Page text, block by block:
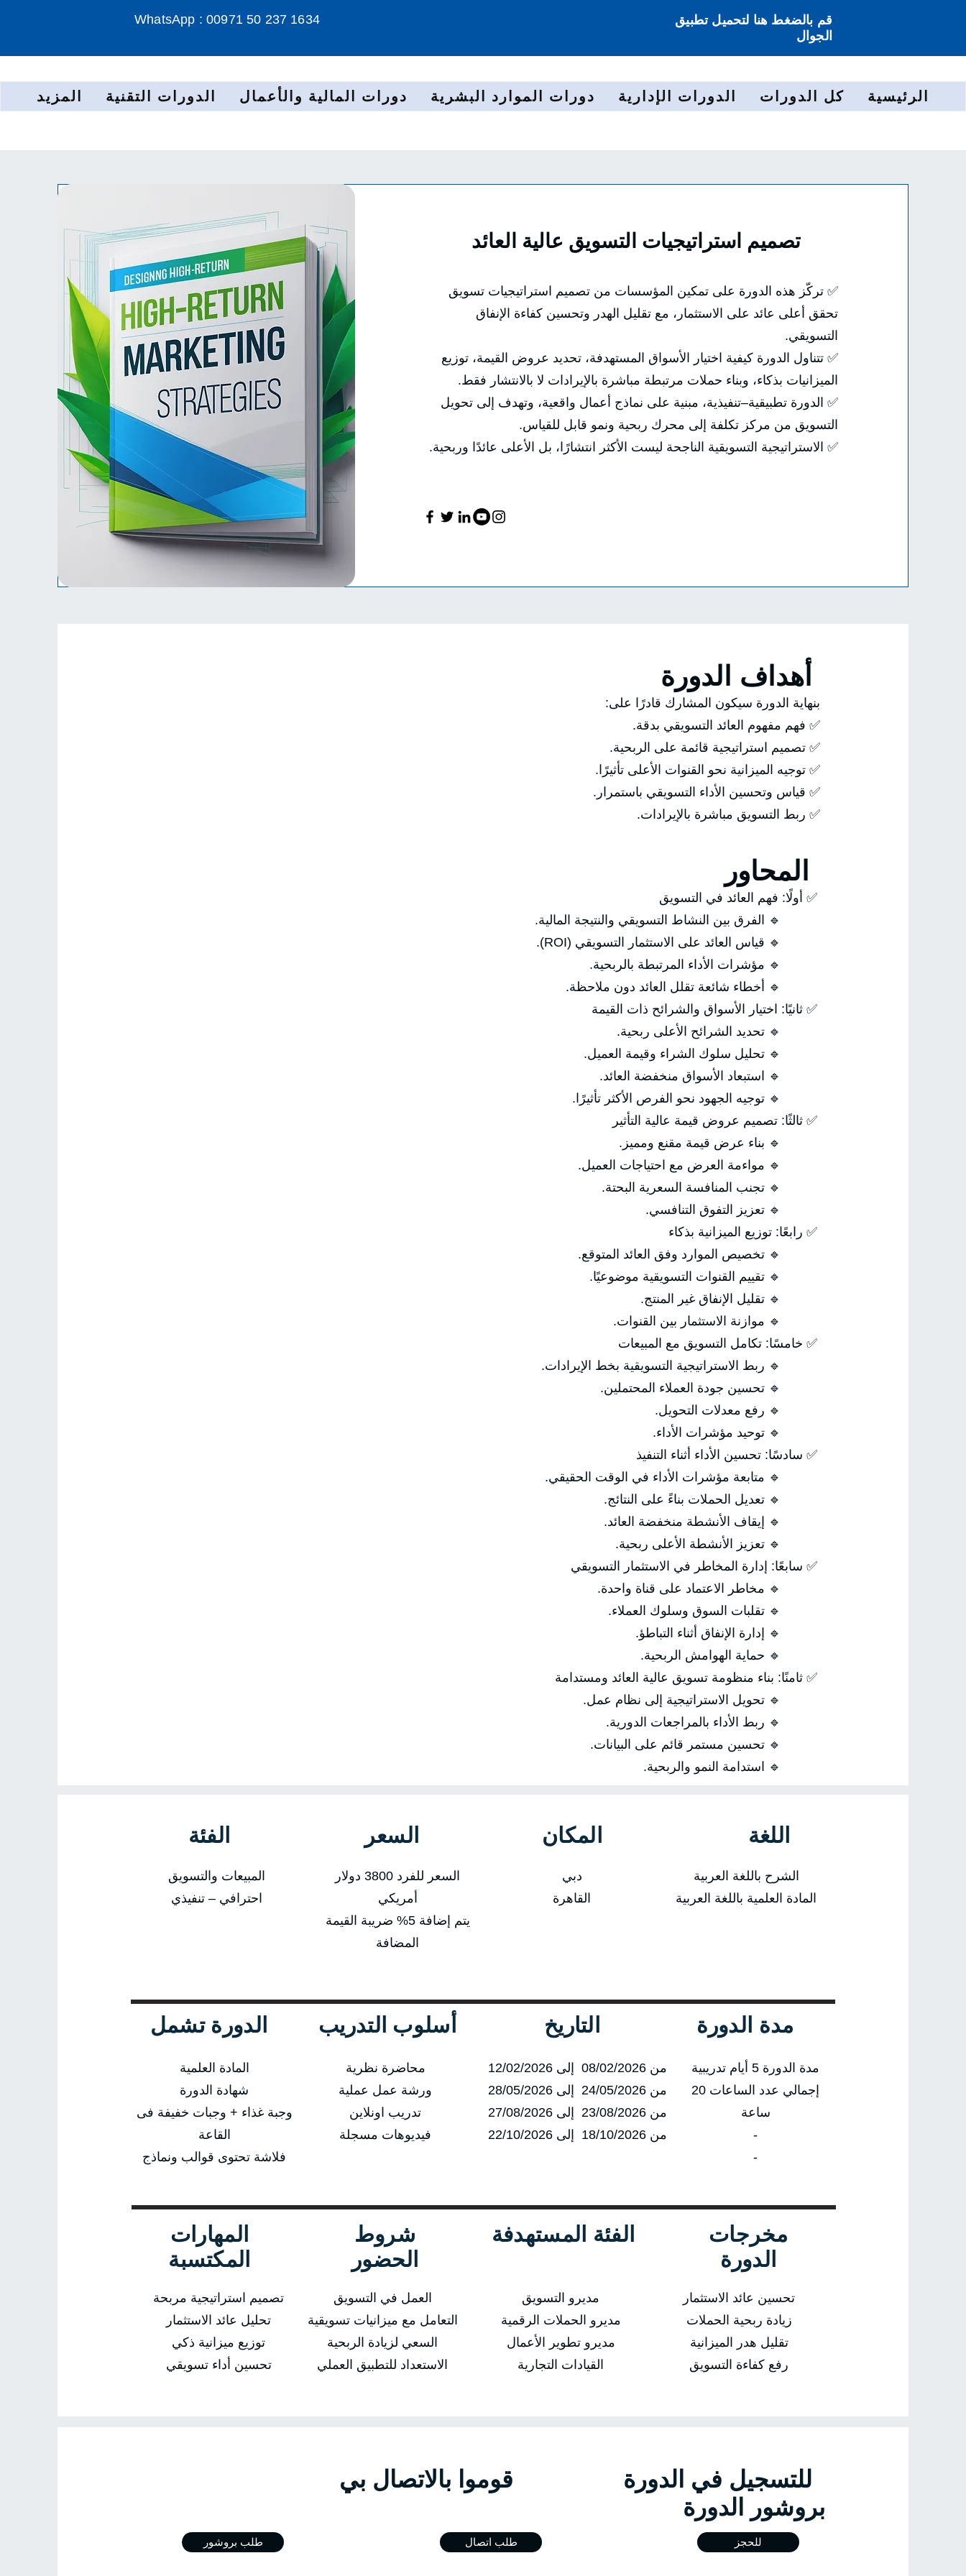
WhatsApp : 00971 50 237 1634
قم بالضغط هنا لتحميل تطبيق
الجوال
الرئيسية كل الدورات الدورات الإدارية دورات الموارد البشرية دورات المالية والأعمال الدورات التقنية المزيد
تصميم استراتيجيات التسويق عالية العائد
✅ تركّز هذه الدورة على تمكين المؤسسات من تصميم استراتيجيات تسويق
تحقق أعلى عائد على الاستثمار، مع تقليل الهدر وتحسين كفاءة الإنفاق
التسويقي.
✅ تتناول الدورة كيفية اختيار الأسواق المستهدفة، تحديد عروض القيمة، توزيع
الميزانيات بذكاء، وبناء حملات مرتبطة مباشرة بالإيرادات لا بالانتشار فقط.
✅ الدورة تطبيقية–تنفيذية، مبنية على نماذج أعمال واقعية، وتهدف إلى تحويل
التسويق من مركز تكلفة إلى محرك ربحية ونمو قابل للقياس.
✅ الاستراتيجية التسويقية الناجحة ليست الأكثر انتشارًا، بل الأعلى عائدًا وربحية.
بنهاية الدورة سيكون المشارك قادرًا على:
✅ فهم مفهوم العائد التسويقي بدقة.
✅ تصميم استراتيجية قائمة على الربحية.
✅ توجيه الميزانية نحو القنوات الأعلى تأثيرًا.
✅ قياس وتحسين الأداء التسويقي باستمرار.
✅ ربط التسويق مباشرة بالإيرادات.
✅ أولًا: فهم العائد في التسويق
🔹 الفرق بين النشاط التسويقي والنتيجة المالية.
🔹 قياس العائد على الاستثمار التسويقي (ROI).
🔹 مؤشرات الأداء المرتبطة بالربحية.
🔹 أخطاء شائعة تقلل العائد دون ملاحظة.
✅ ثانيًا: اختيار الأسواق والشرائح ذات القيمة
🔹 تحديد الشرائح الأعلى ربحية.
🔹 تحليل سلوك الشراء وقيمة العميل.
🔹 استبعاد الأسواق منخفضة العائد.
🔹 توجيه الجهود نحو الفرص الأكثر تأثيرًا.
✅ ثالثًا: تصميم عروض قيمة عالية التأثير
🔹 بناء عرض قيمة مقنع ومميز.
🔹 مواءمة العرض مع احتياجات العميل.
🔹 تجنب المنافسة السعرية البحتة.
🔹 تعزيز التفوق التنافسي.
✅ رابعًا: توزيع الميزانية بذكاء
🔹 تخصيص الموارد وفق العائد المتوقع.
🔹 تقييم القنوات التسويقية موضوعيًا.
🔹 تقليل الإنفاق غير المنتج.
🔹 موازنة الاستثمار بين القنوات.
✅ خامسًا: تكامل التسويق مع المبيعات
🔹 ربط الاستراتيجية التسويقية بخط الإيرادات.
🔹 تحسين جودة العملاء المحتملين.
🔹 رفع معدلات التحويل.
🔹 توحيد مؤشرات الأداء.
✅ سادسًا: تحسين الأداء أثناء التنفيذ
🔹 متابعة مؤشرات الأداء في الوقت الحقيقي.
🔹 تعديل الحملات بناءً على النتائج.
🔹 إيقاف الأنشطة منخفضة العائد.
🔹 تعزيز الأنشطة الأعلى ربحية.
✅ سابعًا: إدارة المخاطر في الاستثمار التسويقي
🔹 مخاطر الاعتماد على قناة واحدة.
🔹 تقلبات السوق وسلوك العملاء.
🔹 إدارة الإنفاق أثناء التباطؤ.
🔹 حماية الهوامش الربحية.
✅ ثامنًا: بناء منظومة تسويق عالية العائد ومستدامة
🔹 تحويل الاستراتيجية إلى نظام عمل.
🔹 ربط الأداء بالمراجعات الدورية.
🔹 تحسين مستمر قائم على البيانات.
🔹 استدامة النمو والربحية.
الفئة
المبيعات والتسويق
احترافي – تنفيذي
السعر
السعر للفرد 3800 دولار
أمريكي
يتم إضافة 5% ضريبة القيمة
المضافة
المكان
دبي
القاهرة
اللغة
الشرح باللغة العربية
المادة العلمية باللغة العربية
الدورة تشمل
المادة العلمية
شهادة الدورة
وجبة غذاء + وجبات خفيفة فى
القاعة
فلاشة تحتوى قوالب ونماذج
أسلوب التدريب
محاضرة نظرية
ورشة عمل عملية
تدريب اونلاين
فيديوهات مسجلة
التاريخ
من 08/02/2026 إلى 12/02/2026
من 24/05/2026 إلى 28/05/2026
من 23/08/2026 إلى 27/08/2026
من 18/10/2026 إلى 22/10/2026
مدة الدورة
مدة الدورة 5 أيام تدريبية
إجمالي عدد الساعات 20
ساعة
-
-
المهارات
المكتسبة
تصميم استراتيجية مربحة
تحليل عائد الاستثمار
توزيع ميزانية ذكي
تحسين أداء تسويقي
شروط
الحضور
العمل في التسويق
التعامل مع ميزانيات تسويقية
السعي لزيادة الربحية
الاستعداد للتطبيق العملي
الفئة المستهدفة
مخرجات
الدورة
مديرو التسويق
مديرو الحملات الرقمية
مديرو تطوير الأعمال
القيادات التجارية
تحسين عائد الاستثمار
زيادة ربحية الحملات
تقليل هدر الميزانية
رفع كفاءة التسويق
للتسجيل في الدورة قوموا بالاتصال بي
بروشور الدورة
طلب بروشور طلب اتصال للحجز